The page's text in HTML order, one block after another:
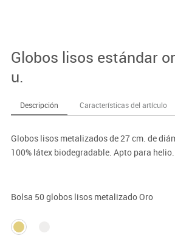
Globos lisos estándar
u.
Descripción Características del artículo
Globos lisos metalizados de 27 cm. de
100% látex biodegradable. Apto para helio.
Bolsa 50 globos lisos metalizado Oro